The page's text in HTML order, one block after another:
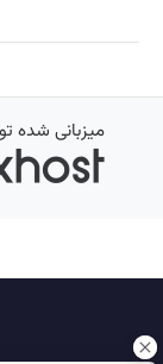
میزبانی شده